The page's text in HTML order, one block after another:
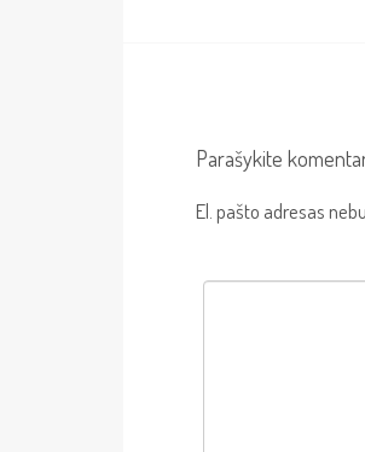
Parašykite
El. pašto adresas